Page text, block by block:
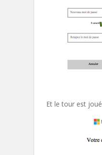
Et le tour est